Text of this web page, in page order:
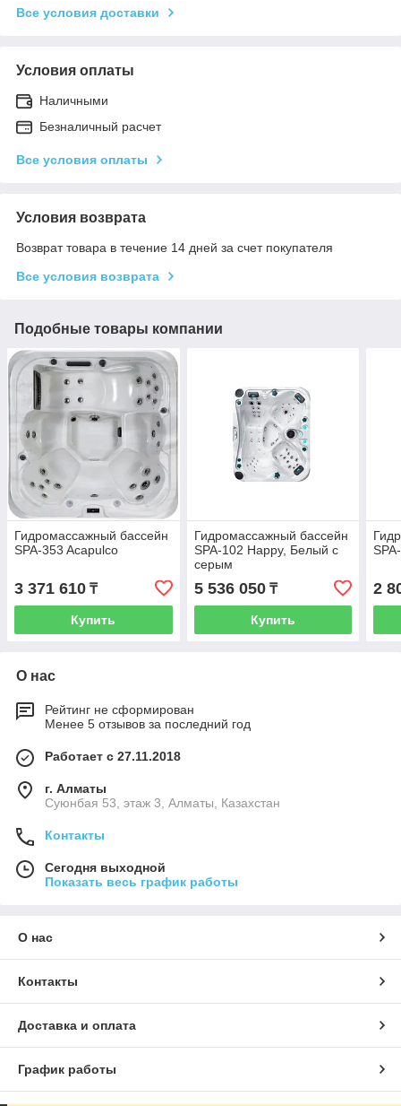
Все условия доставки
Условия оплаты
Наличными
Безналичный расчет
Все условия оплаты
Условия возврата
Возврат товара в течение 14 дней за счет покупателя
Все условия возврата
Подобные товары компании
Гидромассажный бассейн
SPA-353 Acapulco
3 371 610 ₸
Купить
Гидромассажный бассейн
SPA-102 Happy, Белый с
серым
5 536 050₸
Купить
2
О нас
Рейтинг не сформирован
Менее 5 отзывов за последний год
Работает с 27.11.2018
г. Алматы
Суюнбая 53, этаж 3, Алматы, Казахстан
Контакты
Сегодня выходной
Показать весь график работы
О нас
Контакты
Доставка и оплата
График работы